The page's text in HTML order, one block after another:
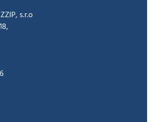
s.r.o